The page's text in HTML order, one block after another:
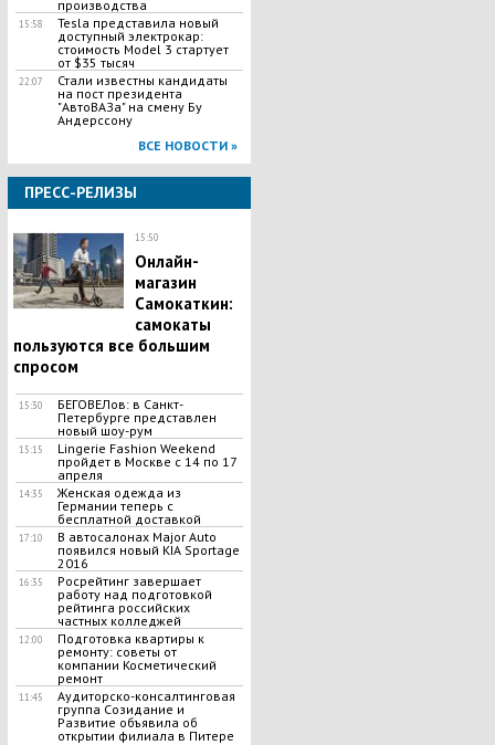
производства
15:58
Tesla представила новый
доступный электрокар:
стоимость Model 3 стартует
от $35 тысяч
22:07
Стали известны кандидаты
на пост президента
"АвтоВАЗа" на смену Бу
Андерссону
ВСЕ НОВОСТИ »
ПРЕСС-РЕЛИЗЫ
15:50
Онлайн-
магазин
Самокаткин:
самокаты
пользуются все большим
спросом
15:30
БЕГОВЕЛов: в Санкт-
Петербурге представлен
новый шоу-рум
15:15
Lingerie Fashion Weekend
пройдет в Москве с 14 по 17
апреля
14:35
Женская одежда из
Германии теперь с
бесплатной доставкой
17:10
В автосалонах Major Auto
появился новый KIA Sportage
2016
16:35
Росрейтинг завершает
работу над подготовкой
рейтинга российских
частных колледжей
12:00
Подготовка квартиры к
ремонту: советы от
компании Косметический
ремонт
11:45
Аудиторско-консалтинговая
группа Созидание и
Развитие объявила об
открытии филиала в Питере